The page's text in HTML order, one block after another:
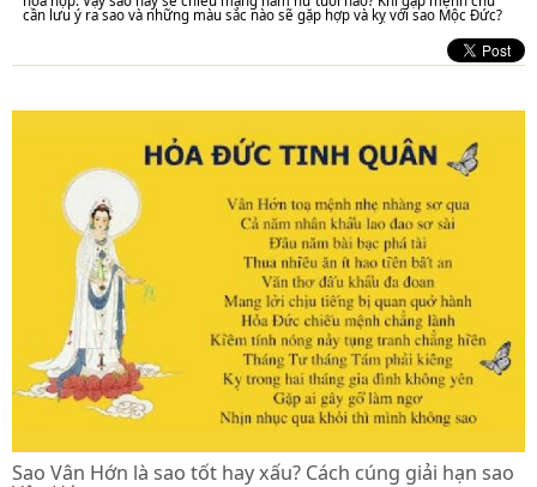
cần lưu ý ra sao và những màu sắc nào sẽ gặp hợp và kỵ với sao Mộc Đức?
Sao Vân Hớn là sao tốt hay xấu? Cách cúng giải hạn sao